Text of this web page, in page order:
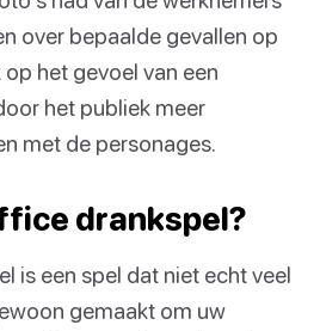
over bepaalde gevallen op
het gevoel van een
het publiek meer
met de personages.
drankspel?
is een spel dat niet echt veel
gemaakt om uw